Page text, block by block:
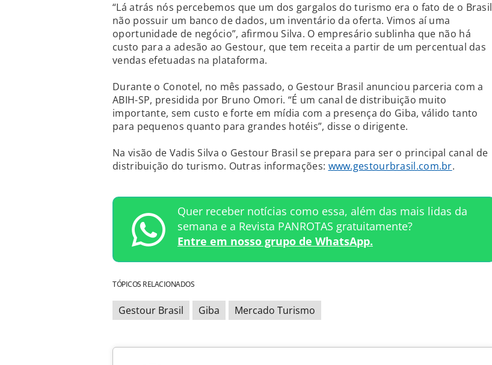
“Lá atrás nós percebemos que um dos gargalos do turismo era o fato de o Brasil
não possuir um banco de dados, um inventário da oferta. Vimos aí uma
oportunidade de negócio”, afirmou Silva. O empresário sublinha que não há
custo para a adesão ao Gestour, que tem receita a partir de um percentual das
vendas efetuadas na plataforma.
Durante o Conotel, no mês passado, o Gestour Brasil anunciou parceria com a
ABIH-SP, presidida por Bruno Omori. “É um canal de distribuição muito
importante, sem custo e forte em mídia com a presença do Giba, válido tanto
para pequenos quanto para grandes hotéis”, disse o dirigente.
Na visão de Vadis Silva o Gestour Brasil se prepara para ser o principal canal de
distribuição do turismo. Outras informações: www.gestourbrasil.com.br.
Quer receber notícias como essa, além das mais lidas da
semana e a Revista PANROTAS gratuitamente?
Entre em nosso grupo de WhatsApp.
TÓPICOS RELACIONADOS
Gestour Brasil Giba Mercado Turismo